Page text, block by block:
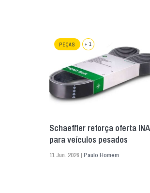
PEÇAS + 1
Schaeffler reforça oferta INA
para veículos pesados
11 Jun. 2026 | Paulo Homem